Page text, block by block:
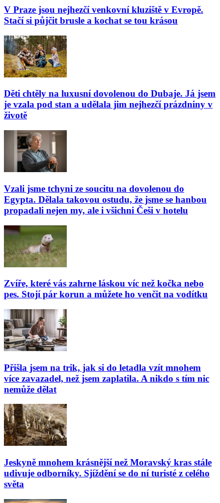
V Praze jsou nejhezčí venkovní kluziště v Evropě.
Stačí si půjčit brusle a kochat se tou krásou
Děti chtěly na luxusní dovolenou do Dubaje. Já jsem
je vzala pod stan a udělala jim nejhezčí prázdniny v
životě
Vzali jsme tchyni ze soucitu na dovolenou do
Egypta. Dělala takovou ostudu, že jsme se hanbou
propadali nejen my, ale i všichni Češi v hotelu
Zvíře, které vás zahrne láskou víc než kočka nebo
pes. Stojí pár korun a můžete ho venčit na vodítku
Přišla jsem na trik, jak si do letadla vzít mnohem
více zavazadel, než jsem zaplatila. A nikdo s tím nic
nemůže dělat
Jeskyně mnohem krásnější než Moravský kras stále
udivuje odborníky. Sjíždění se do ní turisté z celého
světa